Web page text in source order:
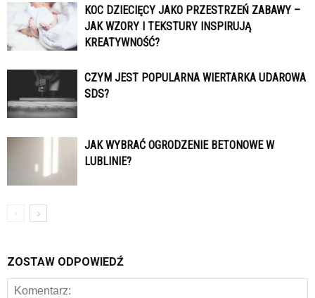
KOC DZIECIĘCY JAKO PRZESTRZEŃ ZABAWY –
JAK WZORY I TEKSTURY INSPIRUJĄ
KREATYWNOŚĆ?
CZYM JEST POPULARNA WIERTARKA UDAROWA
SDS?
JAK WYBRAĆ OGRODZENIE BETONOWE W
LUBLINIE?
ZOSTAW ODPOWIEDŹ